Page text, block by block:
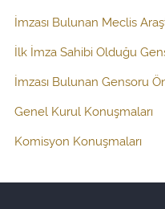
İmzası Bulunan Meclis
İlk İmza Sahibi Olduğu
İmzası Bulunan Gensoru
Genel Kurul Konuşmaları
Komisyon Konuşmaları